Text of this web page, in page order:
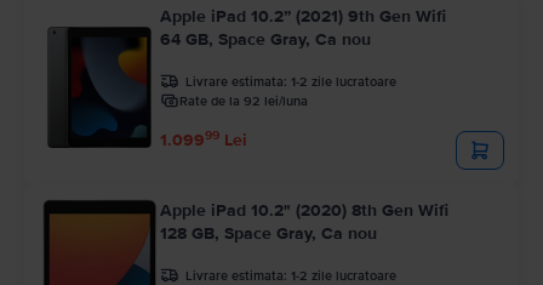
Apple iPad 10.2” (2021) 9th Gen Wifi
64 GB, Space Gray, Ca nou
Livrare estimata: 1-2 zile lucratoare
Rate de la 92 lei/luna
1.09999 Lei
Apple iPad 10.2" (2020) 8th Gen Wifi
128 GB, Space Gray, Ca nou
Livrare estimata: 1-2 zile lucratoare